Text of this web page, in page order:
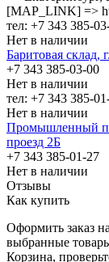
[MAP_LINK] =>
тел: +7 343 385-
Нет в наличии
Баритовая склад,
+7 343 385-03-00
Нет в наличии
тел: +7 343 385-
Нет в наличии
Промышленный
проезд 2Б
+7 343 385-01-27
Нет в наличии
Отзывы
Как купить
Оформить заказ
выбранные
Корзина,